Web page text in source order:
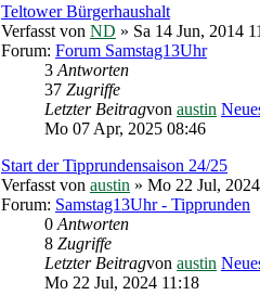
Teltower Bürgerhaushalt
Verfasst von ND » Sa 14 Jun, 2014
Forum: Forum Samstag13Uhr
3 Antworten
37 Zugriffe
Letzter Beitragvon austin
Mo 07 Apr, 2025 08:46
Start der Tipprundensaison 24/25
Verfasst von austin » Mo 22 Jul,
Forum: Samstag13Uhr - Tipprunden
0 Antworten
8 Zugriffe
Letzter Beitragvon austin
Mo 22 Jul, 2024 11:18